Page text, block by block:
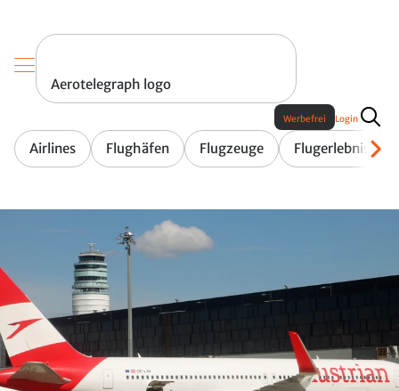
Aerotelegraph logo
Airlines Flughäfen Flugzeuge Flugerlebnis
Werbefrei Login